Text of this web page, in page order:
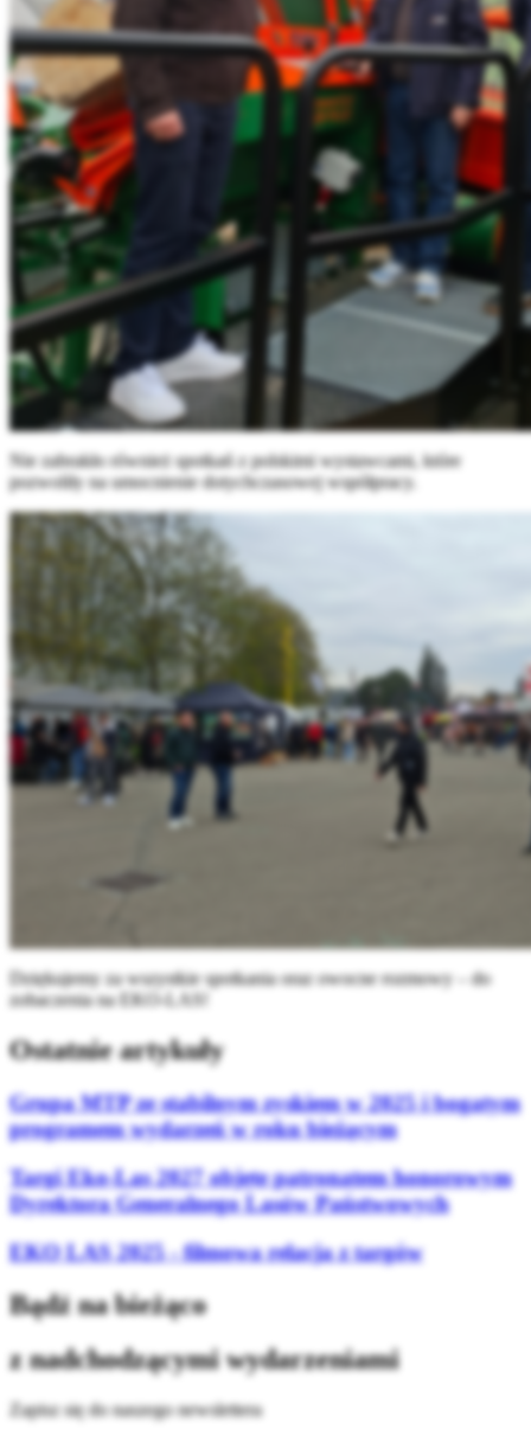
Nie zabrakło również spotkań z polskimi wystawcami, które
pozwoliły na umocnienie dotychczasowej współpracy.
Dziękujemy za wszystkie spotkania oraz owocne rozmowy – do
zobaczenia na EKO-LAS!
Ostatnie artykuły
Grupa MTP ze stabilnym zyskiem w 2025 i bogatym
programem wydarzeń w roku bieżącym
Targi Eko-Las 2027 objęte patronatem honorowym
Dyrektora Generalnego Lasów Państwowych
EKO LAS 2025 - filmowa relacja z targów
Bądź na bieżąco
z nadchodzącymi wydarzeniami
Zapisz się do naszego newslettera